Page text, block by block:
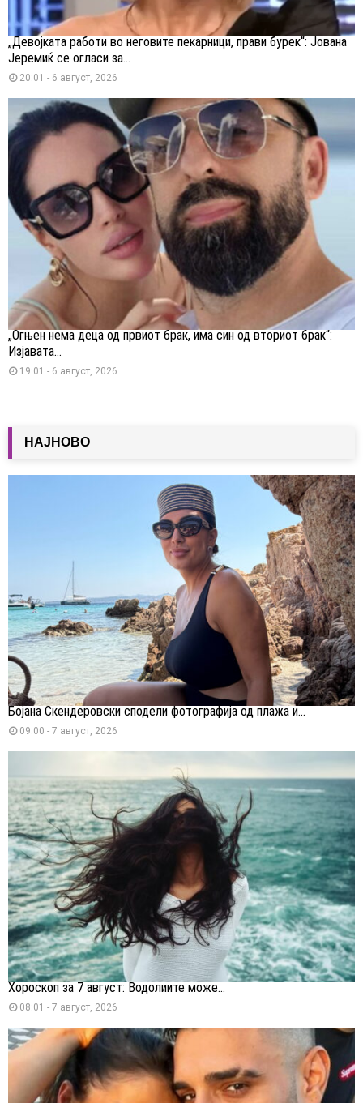
„Девојката работи во неговите пекарници, прави бурек“: Јована
Јеремиќ се огласи за...
20:01 - 6 август, 2026
„Огњен нема деца од првиот брак, има син од вториот брак“:
Изјавата...
19:01 - 6 август, 2026
НАЈНОВО
Бојана Скендеровски сподели фотографија од плажа и...
09:00 - 7 август, 2026
Хороскоп за 7 август: Водолиите може...
08:01 - 7 август, 2026